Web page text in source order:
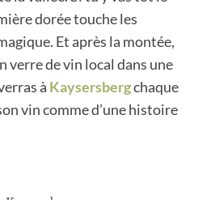
dorée touche les
Et après la montée,
verre de vin local dans une
à Kaysersbergchaque
vin comme d’une histoire